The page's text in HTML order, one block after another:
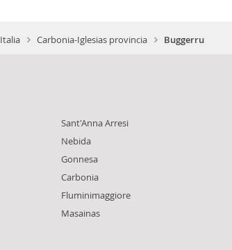
Italia Carbonia-Iglesias provincia Buggerru
Sant'Anna Arresi
Nebida
Gonnesa
Carbonia
Fluminimaggiore
Masainas